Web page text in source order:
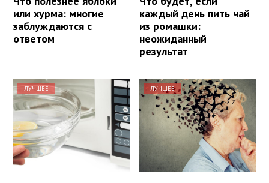
или хурма: многие
заблуждаются с
ответом
каждый день пить чай
из ромашки:
неожиданный
результат
ЛУЧШЕЕ ЛУЧШЕЕ